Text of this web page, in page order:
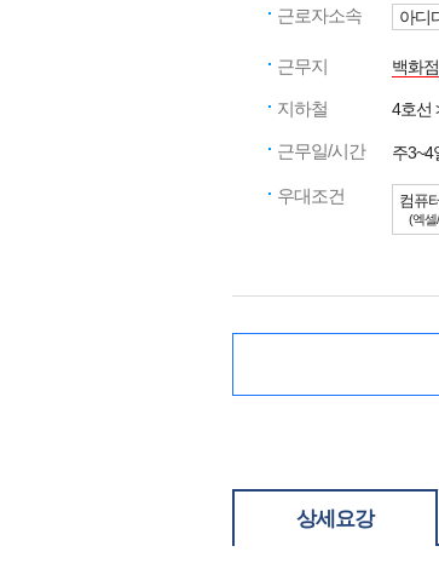
근로자소속 아디
근무지 백화점
지하철 4호선
근무일/시간 주3~4
우대조건 컴퓨
(엑셀
상세요강